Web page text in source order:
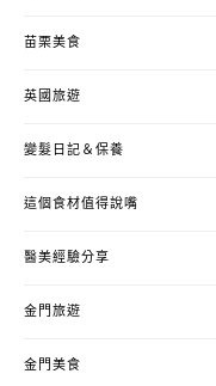
苗栗美食
英國旅遊
變髮日記＆保養
這個食材值得說嘴
醫美經驗分享
金門旅遊
金門美食